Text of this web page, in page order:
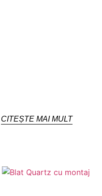
CITEȘTE MAI MULT